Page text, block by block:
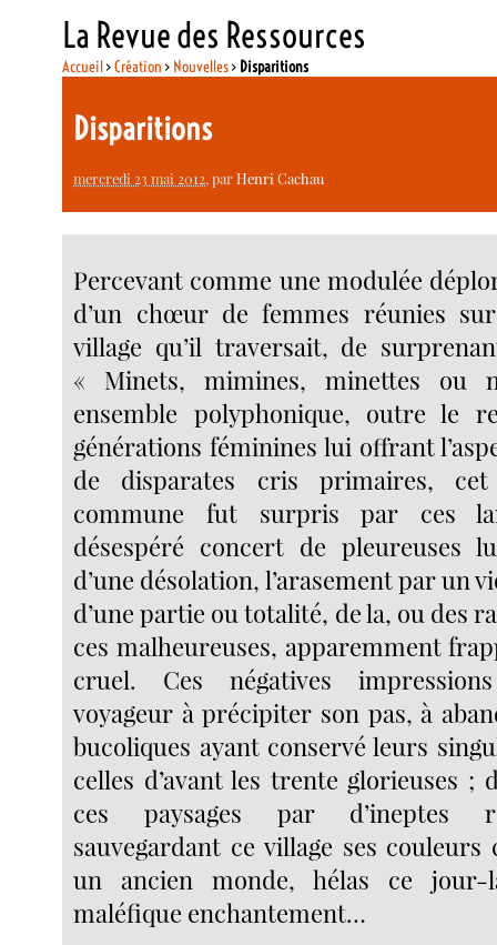
La Revue des Ressources
Accueil>Création > Nouvelles> Disparitions
Disparitions
mercredi 23 mai 2012, parHenri Cachau
Percevant comme une modulée
d’un chœur de femmes réunies
village qu’il traversait, de
« Minets, mimines, minettes ou
ensemble polyphonique, outre le
générations féminines lui offrant
de disparates cris primaires,
commune fut surpris par ces
désespéré concert de pleureuses
d’une désolation, l’arasement par un
d’une partie ou totalité, de la, ou des
ces malheureuses, apparemment
cruel. Ces négatives
voyageur à précipiter son pas, à
bucoliques ayant conservé leurs
celles d’avant les trente glorieuses ;
ces paysages par d’ineptes
sauvegardant ce village ses
un ancien monde, hélas ce
maléfique enchantement…